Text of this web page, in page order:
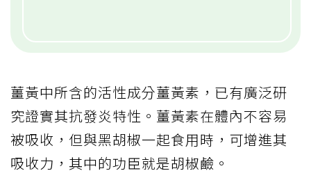
薑黃中所含的活性成分薑黃素，已有廣泛研
究證實其抗發炎特性。薑黃素在體內不容易
被吸收，但與黑胡椒一起食用時，可增進其
吸收力，其中的功臣就是胡椒鹼。